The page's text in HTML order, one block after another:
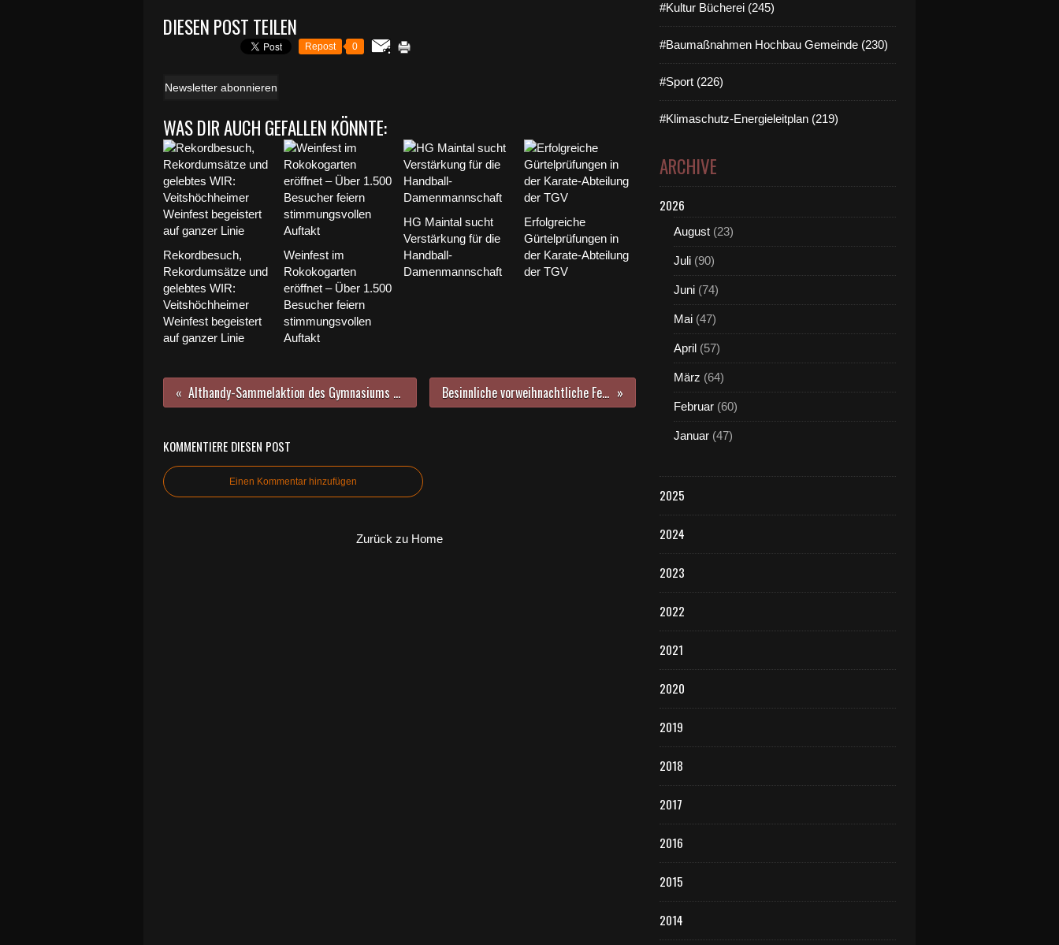
DIESEN POST TEILEN
Repost 0
Newsletter abonnieren
WAS DIR AUCH GEFALLEN KÖNNTE:
Rekordbesuch,
Rekordumsätze und
gelebtes WIR:
Veitshöchheimer
Weinfest begeistert
auf ganzer Linie
Weinfest im
Rokokogarten
eröffnet – Über 1.500
Besucher feiern
stimmungsvollen
Auftakt
HG Maintal sucht
Verstärkung für die
Handball-
Damenmannschaft
Erfolgreiche
Gürtelprüfungen in
der Karate-Abteilung
der TGV
Althandy-Sammelaktion des Gymnasiums Veitshöchheim für ein örtliches Umweltprojekt Besinnliche vorweihnachtliche Feier der Veitshöchheimer Eigenheimer
KOMMENTIERE DIESEN POST
Einen Kommentar hinzufügen
Zurück zu Home
#Kultur Bücherei (245)
#Baumaßnahmen Hochbau Gemeinde (230)
#Sport (226)
#Klimaschutz-Energieleitplan (219)
ARCHIVE
2026
August (23)
Juli (90)
Juni (74)
Mai (47)
April (57)
März (64)
Februar (60)
Januar (47)
2025
2024
2023
2022
2021
2020
2019
2018
2017
2016
2015
2014